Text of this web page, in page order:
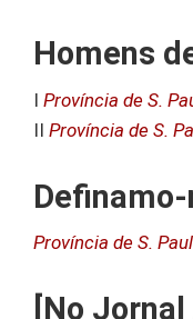
Homens
I Província de S.
II Província de S.
Província de S.
[No Jornal